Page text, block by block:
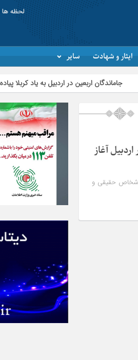
لحظه
ایثار و شهادت سایر
اربعین در اردبیل به یاد کربلا پیاده‌روی کردند
آغاز
اشخاص حقیقی و